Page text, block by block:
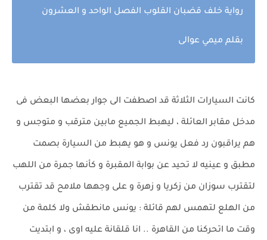
رواية خلف قضبان القلوب الفصل الواحد و العشرون
بقلم ميمي عوالى
كانت السيارات الثلاثة قد اصطفت الى جوار بعضها البعض فى
مدخل مقابر العائلة ، ليهبط الجميع مابين مترقب و متوجس و
هم يراقبون رد فعل يونس و هو يهبط من السيارة بصمت
مطبق و عينيه لا تحيد عن بوابة المقبرة و كأنها جمرة من اللهب
لتقترب سوزان من زكريا و زهرة و على وجهها ملامح قد تقترب
من الهلع لتهمس لهم قائلة : يونس مانطقش ولا كلمة من
وقت ما اتحركنا من القاهرة .. انا قلقانة عليه اوى ، و ابتديت